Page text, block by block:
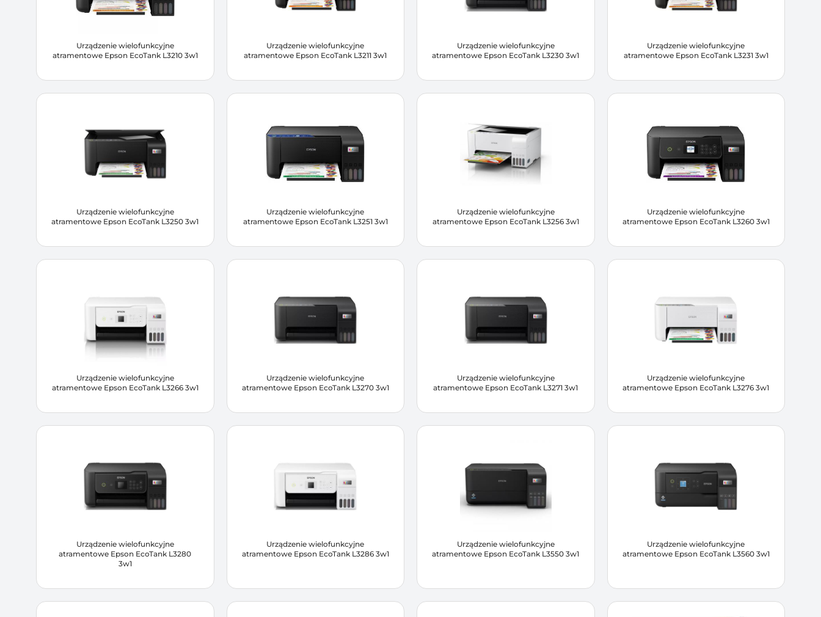
Urządzenie wielofunkcyjne
atramentowe Epson EcoTank L3210 3w1
Urządzenie wielofunkcyjne
atramentowe Epson EcoTank L3211 3w1
Urządzenie wielofunkcyjne
atramentowe Epson EcoTank L3230 3w1
Urządzenie wielofunkcyjne
atramentowe Epson EcoTank L3231 3w1
Urządzenie wielofunkcyjne
atramentowe Epson EcoTank L3250 3w1
Urządzenie wielofunkcyjne
atramentowe Epson EcoTank L3251 3w1
Urządzenie wielofunkcyjne
atramentowe Epson EcoTank L3256 3w1
Urządzenie wielofunkcyjne
atramentowe Epson EcoTank L3260 3w1
Urządzenie wielofunkcyjne
atramentowe Epson EcoTank L3266 3w1
Urządzenie wielofunkcyjne
atramentowe Epson EcoTank L3270 3w1
Urządzenie wielofunkcyjne
atramentowe Epson EcoTank L3271 3w1
Urządzenie wielofunkcyjne
atramentowe Epson EcoTank L3276 3w1
Urządzenie wielofunkcyjne
atramentowe Epson EcoTank L3280
3w1
Urządzenie wielofunkcyjne
atramentowe Epson EcoTank L3286 3w1
Urządzenie wielofunkcyjne
atramentowe Epson EcoTank L3550 3w1
Urządzenie wielofunkcyjne
atramentowe Epson EcoTank L3560 3w1